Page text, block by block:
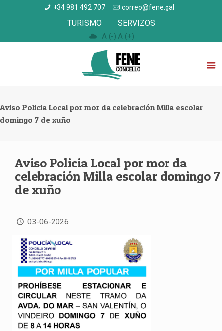
+34 981 492 707 correo@fene.gal
TURISMO SERVIZOS
A (-) A (+)
Aviso Policia Local por mor da celebración Milla escolar
domingo 7 de xuño
Aviso Policia Local por mor da
celebración Milla escolar domingo 7
de xuño
03-06-2026